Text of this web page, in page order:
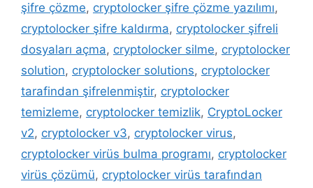
şifre çözme, cryptolocker şifre çözme yazılımı,
cryptolocker şifre kaldırma, cryptolocker şifreli
dosyaları açma, cryptolocker silme, cryptolocker
solution, cryptolocker solutions, cryptolocker
tarafindan şifrelenmiştir, cryptolocker
temizleme, cryptolocker temizlik, CryptoLocker
v2, cryptolocker v3, cryptolocker virus,
cryptolocker virüs bulma programı, cryptolocker
virüs çözümü, cryptolocker virüs tarafından